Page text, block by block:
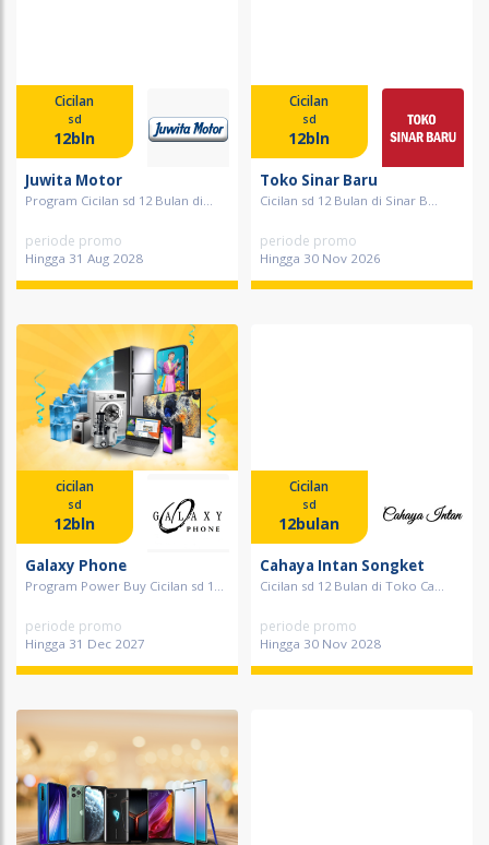
Cicilan
sd
12bln
Juwita Motor
Program Cicilan sd 12 Bulan di...
periode promo
Hingga 31 Aug 2028
Cicilan
sd
12bln
Toko Sinar Baru
Cicilan sd 12 Bulan di Sinar B...
periode promo
Hingga 30 Nov 2026
cicilan
sd
12bln
Galaxy Phone
Program Power Buy Cicilan sd 1...
periode promo
Hingga 31 Dec 2027
Cicilan
sd
12bulan
Cahaya Intan Songket
Cicilan sd 12 Bulan di Toko Ca...
periode promo
Hingga 30 Nov 2028